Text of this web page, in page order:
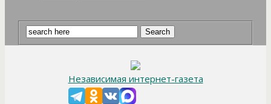
Независимая интернет-газета